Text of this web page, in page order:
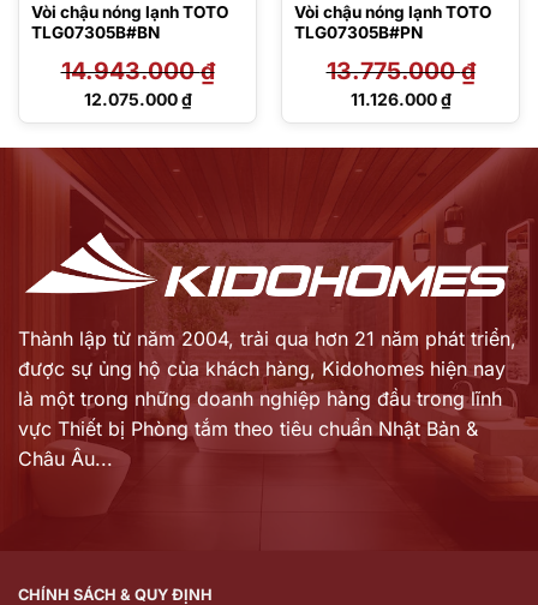
Vòi chậu nóng lạnh TOTO
TLG07305B#BN
14.943.000₫
Giá
12.075.000₫
Giá
Vòi chậu nóng lạnh TOTO
TLG07305B#PN
13.775.000₫
Giá
13.775.000 ₫.
11.126.000₫
Giá
11.126.000 ₫.
Thành lập từ năm 2004, trải qua hơn 21 năm phát triển,
được sự ủng hộ của khách hàng, Kidohomes hiện nay
là một trong những doanh nghiệp hàng đầu trong lĩnh
vực Thiết bị Phòng tắm theo tiêu chuẩn Nhật Bản &
Châu Âu...
CHÍNH SÁCH & QUY ĐỊNH